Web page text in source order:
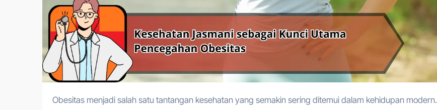
Obesitas menjadi salah satu tantangan kesehatan yang semakin sering ditemui dalam kehidupan modern.